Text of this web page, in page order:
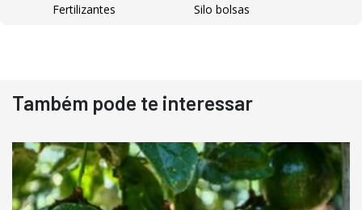
Pá Carregadeira Cat 966
Ano 1987
R$ 145.000
Fertilizantes
Silo bolsas
Também pode te interessar